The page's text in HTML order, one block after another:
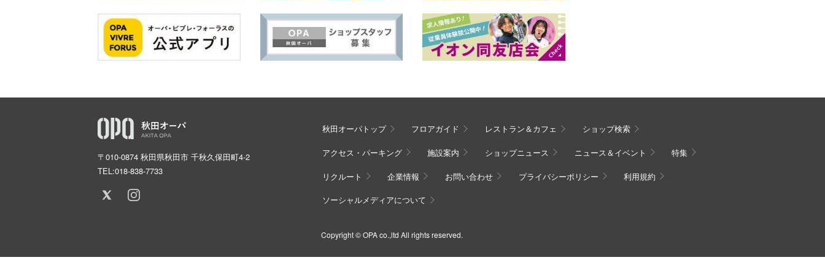
〒010-0874 秋田県秋田市 千秋久保田町4-2
TEL:018-838-7733
秋田オーパトップ フロアガイド レストラン＆カフェ ショップ検索
アクセス・パーキング 施設案内 ショップニュース ニュース＆イベント 特集
リクルート 企業情報 お問い合わせ プライバシーポリシー 利用規約
ソーシャルメディアについて
Copyright © OPA co.,ltd All rights reserved.